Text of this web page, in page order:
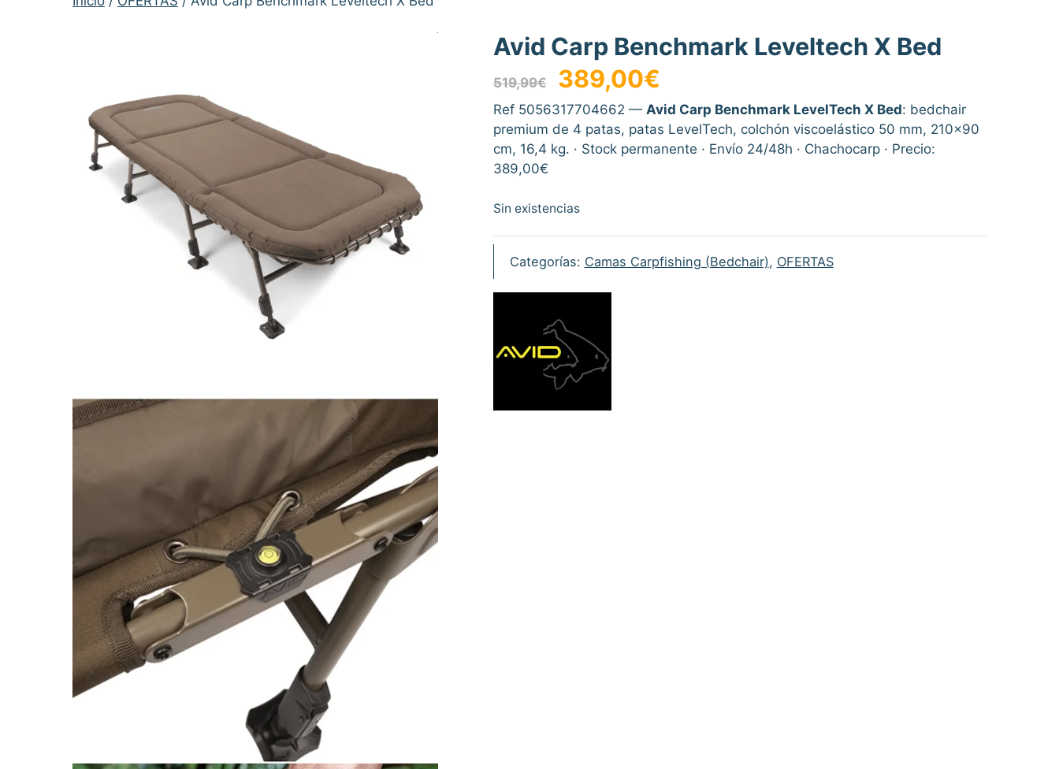
Avid Carp Benchmark Leveltech X Bed
519,99€
El
precio
original
era:
519,99€.
389,00€El
actual
es:
389,00€.
Ref 5056317704662 — Avid Carp Benchmark LevelTech X Bed: bedchair
premium de 4 patas, patas LevelTech, colchón viscoelástico 50 mm, 210×90
cm, 16,4 kg. · Stock permanente · Envío 24/48h · Chachocarp · Precio:
389,00€
Sin existencias
Categorías: Camas Carpfishing (Bedchair), OFERTAS